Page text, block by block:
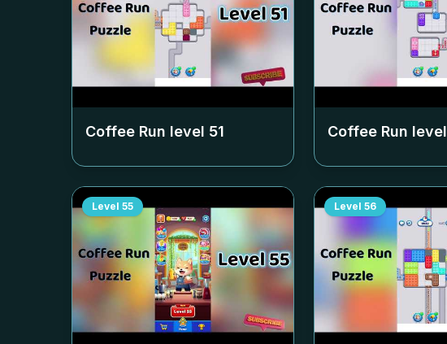
Coffee Run level 51 Coffee Run level
Level 55 Level 56